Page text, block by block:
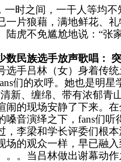
一时之间，一干人等均
一片狼藉，满地鲜花、
陆虎不免尴尬地说：“张
数民族选手放声歌唱：
手吕林（女）身着传统
们的欢呼。她也是明
、缠绵、带有浓郁青山
闹的现场安静了下来。
嗓音演绎之下，fans们听
，李梁和学长评委们根
场的观众一样，早已融
。。当吕林做出谢幕动